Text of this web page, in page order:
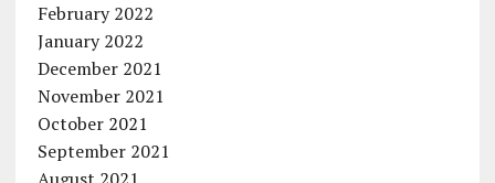
February 2022
January 2022
December 2021
November 2021
October 2021
September 2021